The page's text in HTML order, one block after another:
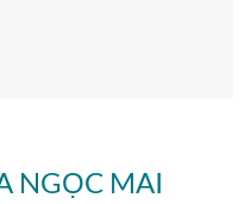
NGỌC MAI